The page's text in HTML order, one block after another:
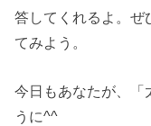
答してくれるよ。ぜ
てみよう。
今日もあなたが、「
うに^^